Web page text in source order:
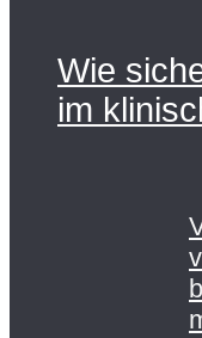
Wie
im